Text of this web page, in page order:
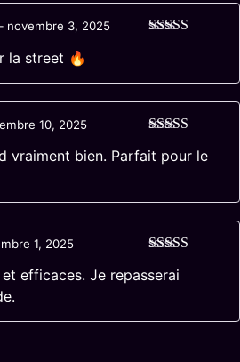
novembre 3, 2025
la street 🔥
5
10, 2025
vraiment bien. Parfait pour le
1, 2025
efficaces. Je repasserai